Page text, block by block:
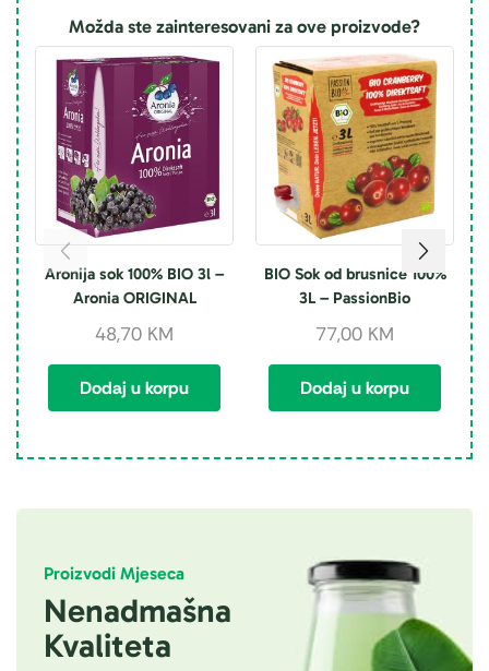
Možda ste zainteresovani za ove proizvode?
Aronija sok 100% BIO 3l –
Aronia ORIGINAL
48,70 KM
Dodaj u korpu
BIO Sok od brusnice 100%
3L – PassionBio
77,00 KM
Dodaj u korpu
Proizvodi Mjeseca
Nenadmašna
Kvaliteta